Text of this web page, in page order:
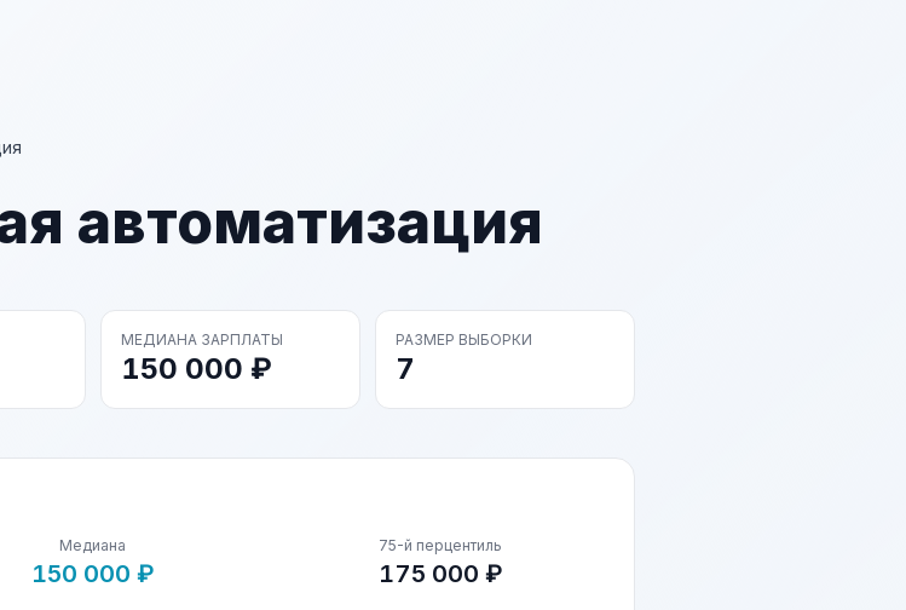
автоматизация
МЕДИАНА ЗАРПЛАТЫ
150 000 ₽
РАЗМЕР ВЫБОРКИ
7
Медиана
150 000 ₽
75-й перцентиль
175 000 ₽